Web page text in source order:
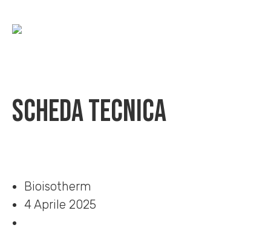
Scheda Tecnica
Bioisotherm
4 Aprile 2025